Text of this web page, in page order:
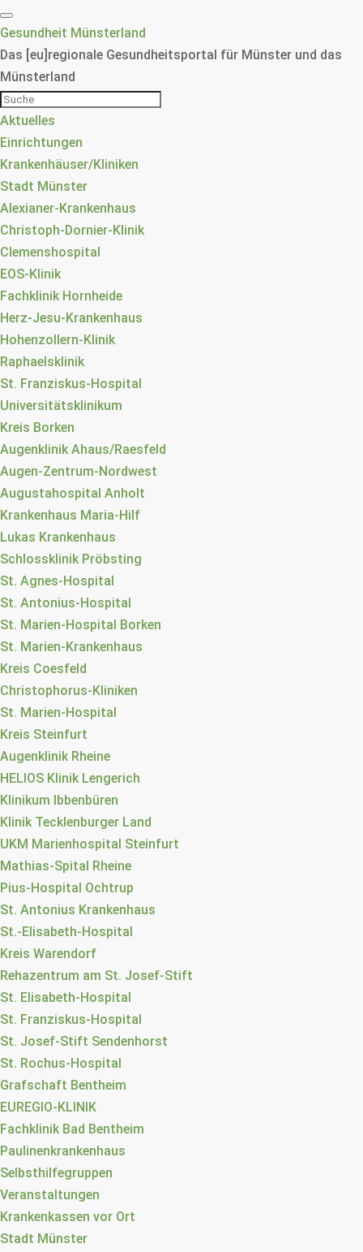
Gesundheit Münsterland
Das [eu]regionale Gesundheitsportal für Münster und das
Münsterland
Aktuelles
Einrichtungen
Krankenhäuser/Kliniken
Stadt Münster
Alexianer-Krankenhaus
Christoph-Dornier-Klinik
Clemenshospital
EOS-Klinik
Fachklinik Hornheide
Herz-Jesu-Krankenhaus
Hohenzollern-Klinik
Raphaelsklinik
St. Franziskus-Hospital
Universitätsklinikum
Kreis Borken
Augenklinik Ahaus/Raesfeld
Augen-Zentrum-Nordwest
Augustahospital Anholt
Krankenhaus Maria-Hilf
Lukas Krankenhaus
Schlossklinik Pröbsting
St. Agnes-Hospital
St. Antonius-Hospital
St. Marien-Hospital Borken
St. Marien-Krankenhaus
Kreis Coesfeld
Christophorus-Kliniken
St. Marien-Hospital
Kreis Steinfurt
Augenklinik Rheine
HELIOS Klinik Lengerich
Klinikum Ibbenbüren
Klinik Tecklenburger Land
UKM Marienhospital Steinfurt
Mathias-Spital Rheine
Pius-Hospital Ochtrup
St. Antonius Krankenhaus
St.-Elisabeth-Hospital
Kreis Warendorf
Rehazentrum am St. Josef-Stift
St. Elisabeth-Hospital
St. Franziskus-Hospital
St. Josef-Stift Sendenhorst
St. Rochus-Hospital
Grafschaft Bentheim
EUREGIO-KLINIK
Fachklinik Bad Bentheim
Paulinenkrankenhaus
Selbsthilfegruppen
Veranstaltungen
Krankenkassen vor Ort
Stadt Münster